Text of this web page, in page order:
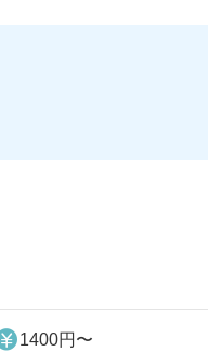
1400円〜